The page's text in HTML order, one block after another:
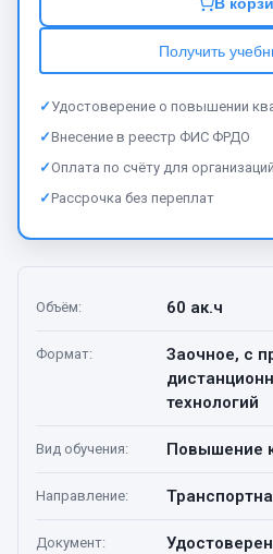
Объём: 60 ак.ч
Формат:
Заочное, с
технологий
Вид обучения: Повышение
Направление:
Документ:
Получить
✓ Удостоверение о повышении
✓Внесение в реестр ФИС ФРДО
✓Оплата по счёту для организаций
✓Рассрочка без переплат